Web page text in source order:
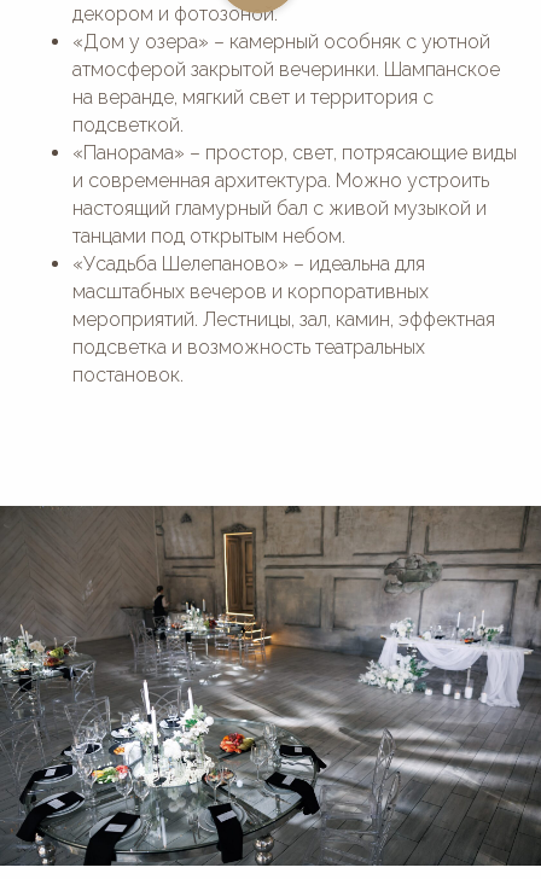
декором и фотозоной.
«Дом у озера» – камерный особняк с уютной
атмосферой закрытой вечеринки. Шампанское
на веранде, мягкий свет и территория с
подсветкой.
«Панорама» – простор, свет, потрясающие виды
и современная архитектура. Можно устроить
настоящий гламурный бал с живой музыкой и
танцами под открытым небом.
«Усадьба Шелепаново» – идеальна для
масштабных вечеров и корпоративных
мероприятий. Лестницы, зал, камин, эффектная
подсветка и возможность театральных
постановок.